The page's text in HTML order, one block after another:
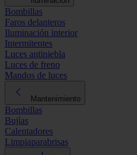
Bombillas
Faros delanteros
Iluminación interior
Intermitentes
Luces antiniebla
Luces de freno
Mandos de luces
Mantenimiento
Bombillas
Bujías
Calentadores
Limpiaparabrisas